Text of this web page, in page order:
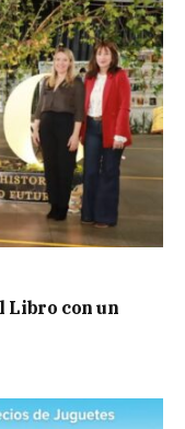
Libro con un